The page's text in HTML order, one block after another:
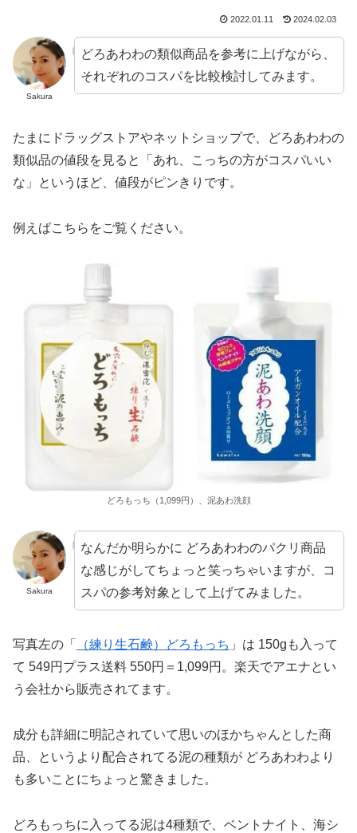
2022.01.11 2024.02.03
Sakura
どろあわわの類似商品を参考に上げながら、
それぞれのコスパを比較検討してみます。
たまにドラッグストアやネットショップで、どろあわわの
類似品の値段を見ると「あれ、こっちの方がコスパいい
な」というほど、値段がピンきりです。
例えばこちらをご覧ください。
どろもっち（1,099円）、泥あわ洗顔
Sakura
なんだか明らかに どろあわわのパクリ商品
な感じがしてちょっと笑っちゃいますが、コ
スパの参考対象として上げてみました。
写真左の「 （練り生石鹸）どろもっち 」は 150gも入って
て 549円プラス送料 550円＝1,099円。楽天でアエナとい
う会社から販売されてます。
成分も詳細に明記されていて思いのほかちゃんとした商
品、というより配合されてる泥の種類が どろあわわより
も多いことにちょっと驚きました。
どろもっちに入ってる泥は4種類で、ベントナイト、海シ